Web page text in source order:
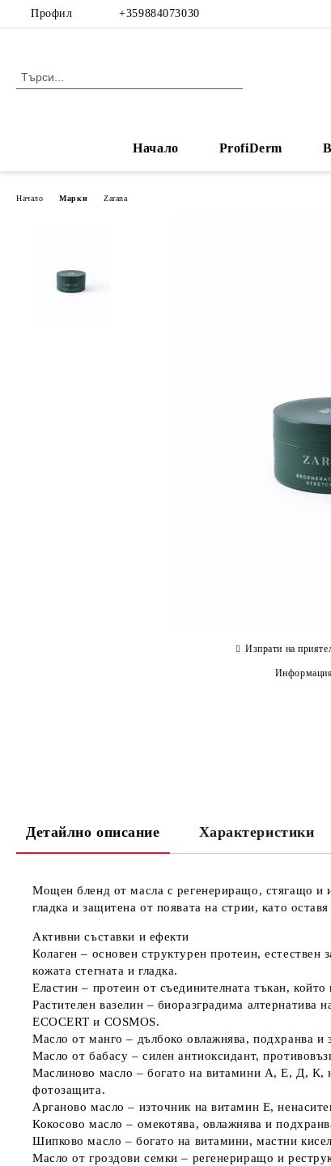
Профил +359884073030
Начало ProfiDerm
Начало Марки Zarana
Изпрати на
Детайлно описание Характеристики
Мощен бленд от масла с регенериращо, стягащо и
гладка и защитена от появата на стрии, като
Активни съставки и ефекти
Колаген – основен структурен протеин, естествен
кожата стегната и гладка.
Еластин – протеин от съединителната тъкан,
Растителен вазелин – биоразградима алтернатива
ECOCERT и COSMOS.
Масло от манго – дълбоко овлажнява, подхранва и
Масло от бабасу – силен антиоксидант,
Маслиново масло – богато на витамини А, Е, Д, К,
фотозащита.
Арганово масло – източник на витамин Е,
Кокосово масло – омекотява, овлажнява и
Шипково масло – богато на витамини, мастни
Масло от гроздови семки – регенериращо и